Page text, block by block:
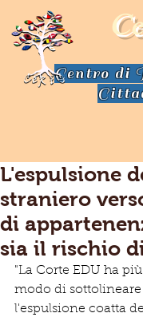
Centro di
L'espulsione
straniero
di
sia il rischio
"La Corte EDU ha
modo di sottolineare
l'espulsione coatta